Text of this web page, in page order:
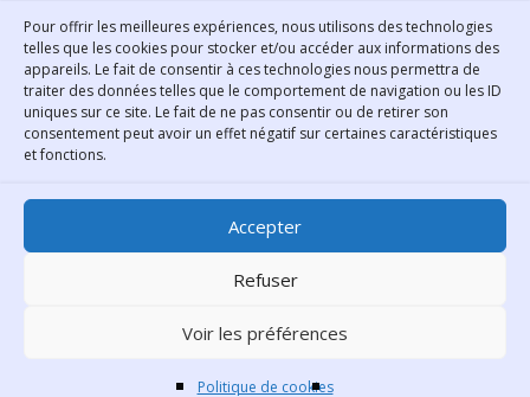
Pour offrir les meilleures expériences, nous utilisons des technologies
telles que les cookies pour stocker et/ou accéder aux informations des
appareils. Le fait de consentir à ces technologies nous permettra de
traiter des données telles que le comportement de navigation ou les ID
uniques sur ce site. Le fait de ne pas consentir ou de retirer son
consentement peut avoir un effet négatif sur certaines caractéristiques
et fonctions.
Accepter
Refuser
Voir les préférences
Politique de cookies
consommation et de ses objets devenus jetables...
Continuer la lecture- 5 min
Bibliothèque municipale de
Lyon
30 Boulevard Vivier-Merle
Téléphone
Contacter le comité éditorial